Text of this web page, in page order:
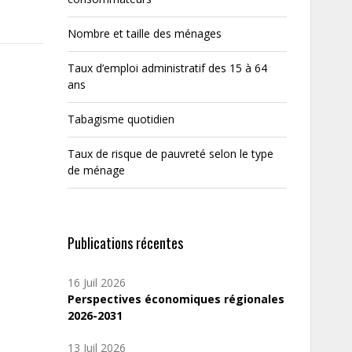
Nombre et taille des ménages
Taux d’emploi administratif des 15 à 64
ans
Tabagisme quotidien
Taux de risque de pauvreté selon le type
de ménage
Publications récentes
16 Juil 2026
Perspectives économiques régionales
2026-2031
13 Juil 2026